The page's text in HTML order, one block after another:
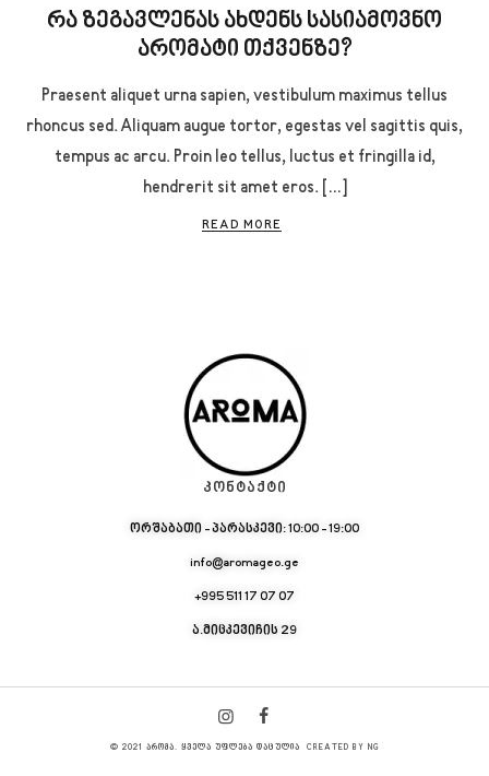
რა ზეგავლენას ახდენს სასიამოვნო
არომატი თქვენზე?
Praesent aliquet urna sapien, vestibulum maximus tellus
rhoncus sed. Aliquam augue tortor, egestas vel sagittis quis,
tempus ac arcu. Proin leo tellus, luctus et fringilla id,
hendrerit sit amet eros. […]
READ MORE
ᲙᲝᲜᲢᲐᲥᲢᲘ
ორშაბათი - პარასკევი: 10:00 - 19:00
info@aromageo.ge
+995 511 17 07 07
ა.მიცკევიჩის 29
© 2021 ᲐᲠᲝᲛᲐ. ᲧᲕᲔᲚᲐ ᲣᲤᲚᲔᲑᲐ ᲓᲐᲪᲣᲚᲘᲐ CREATED BY NG